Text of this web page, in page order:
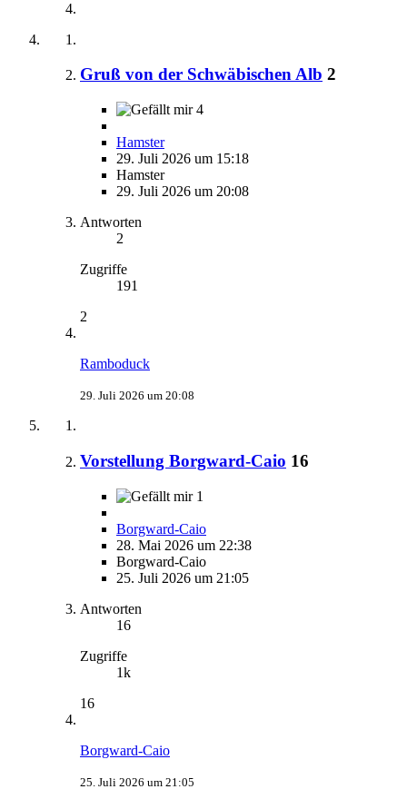
Gruß von der Schwäbischen Alb 2
4
Hamster
29. Juli 2026 um 15:18
Hamster
29. Juli 2026 um 20:08
Antworten
2
Zugriffe
191
2
Ramboduck
29. Juli 2026 um 20:08
Vorstellung Borgward-Caio 16
1
Borgward-Caio
28. Mai 2026 um 22:38
Borgward-Caio
25. Juli 2026 um 21:05
Antworten
16
Zugriffe
1k
16
Borgward-Caio
25. Juli 2026 um 21:05